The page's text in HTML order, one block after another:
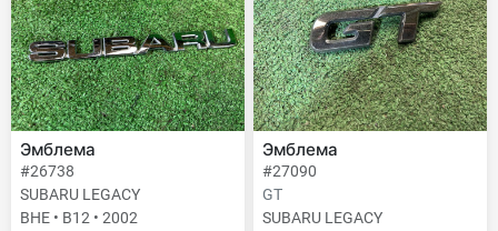
Эмблема
#26738
SUBARU LEGACY
BHE • B12 • 2002
Эмблема
#27090
GT
SUBARU LEGACY